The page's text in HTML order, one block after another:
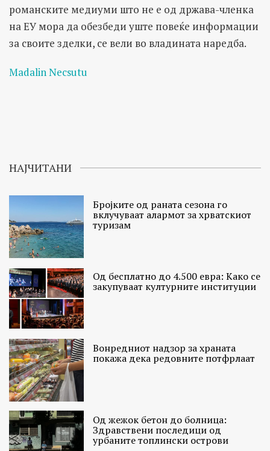
романските медиуми што не е од држава-членка
на ЕУ мора да обезбеди уште повеќе информации
за своите зделки, се вели во владината наредба.
Madalin Necsutu
НАЈЧИТАНИ
Бројките од раната сезона го
вклучуваат алармот за хрватскиот
туризам
Од бесплатно до 4.500 евра: Како се
закупуваат културните институции
Вонредниот надзор за храната
покажа дека редовните потфрлаат
Од жежок бетон до болница:
Здравствени последици од
урбаните топлински острови